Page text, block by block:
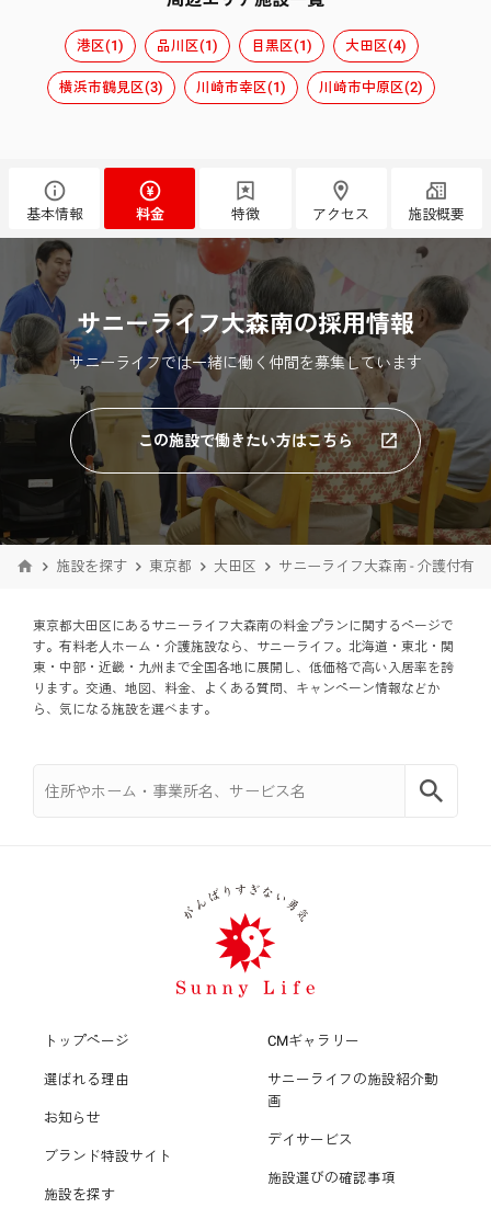
港区(1) 品川区(1) 目黒区(1) 大田区(4)
横浜市鶴見区(3) 川崎市幸区(1) 川崎市中原区(2)
基本情報 料金 特徴 アクセス 施設概要
サニーライフ大森南の採用情報
サニーライフでは一緒に働く仲間を募集しています
この施設で働きたい方はこちら
施設を探す 東京都 大田区 サニーライフ大森南 - 介護付有
東京都大田区にあるサニーライフ大森南の料金プランに関するページで
す。有料老⼈ホーム・介護施設なら、サニーライフ。北海道・東北・関
東・中部・近畿・九州まで全国各地に展開し、低価格で⾼い入居率を誇
ります。交通、地図、料金、よくある質問、キャンペーン情報などか
ら、気になる施設を選べます。
トップページ
選ばれる理由
お知らせ
ブランド特設サイト
施設を探す
CMギャラリー
サニーライフの施設紹介動
画
デイサービス
施設選びの確認事項